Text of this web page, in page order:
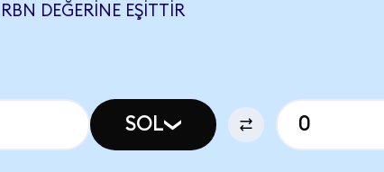
DEĞERINE EŞITTIR
SOL